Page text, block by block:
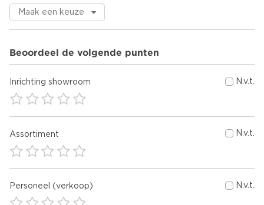
Beoordeel de volgende punten
Inrichting showroom N.v.t.
Assortiment N.v.t.
Personeel (verkoop) N.v.t.